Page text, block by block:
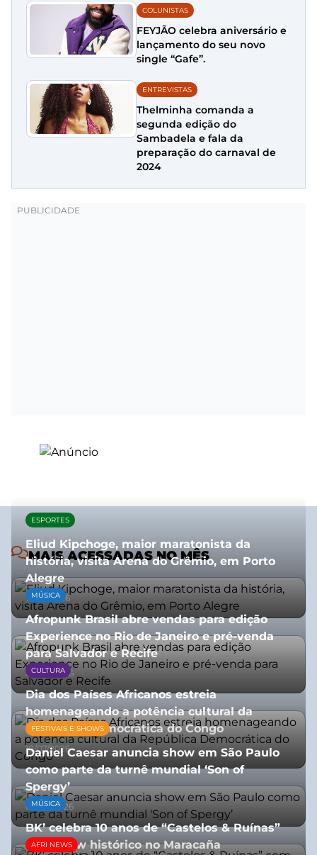
COLUNISTAS
FEYJÃO celebra aniversário e
lançamento do seu novo
single “Gafe”.
ENTREVISTAS
Thelminha comanda a
segunda edição do
Sambadela e fala da
preparação do carnaval de
2024
MAIS ACESSADAS NO MÊS
ESPORTES
Eliud Kipchoge, maior maratonista da
história, visita Arena do Grêmio, em Porto
Alegre
10/07/2026
MÚSICA
Afropunk Brasil abre vendas para edição
Experience no Rio de Janeiro e pré-venda
para Salvador e Recife
03/08/2026
CULTURA
Dia dos Países Africanos estreia
homenageando a potência cultural da
República Democrática do Congo
10/07/2026
FESTIVAIS E SHOWS
Daniel Caesar anuncia show em São Paulo
como parte da turnê mundial ‘Son of
Spergy’
05/08/2026
MÚSICA
BK’ celebra 10 anos de “Castelos & Ruínas”
com show histórico no Maracaña
AFRI NEWS